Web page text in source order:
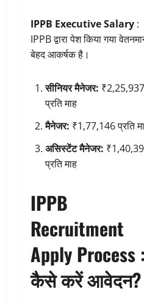
IPPB Executive Salary :
IPPB द्वारा पेश किया गया
बेहद आकर्षक है।
सीनियर मैनेजर: ₹2,25,937
प्रति माह
मैनेजर: ₹1,77,146 प्रति
असिस्टेंट मैनेजर:
प्रति माह
IPPB
Recruitment
Apply Process :
कैसे करें आवेदन?